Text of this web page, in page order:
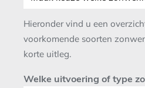
Hieronder vind u een
voorkomende soorten
korte uitleg.
Welke uitvoering of type